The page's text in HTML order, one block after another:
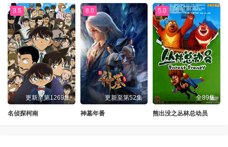
3.5
更新至第1269集
名侦探柯南
8.0
更新至第52集
神墓年番
5.0
全89集
熊出没之丛林总动员